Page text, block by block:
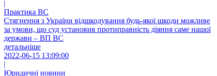
|
Практика ВС
Стягнення з України відшкодування будь-якої шкоди можливе
за умови, що суд установив протиправність діяння саме нашої
держави – ВП ВС
детальніше
2022-06-15 13:09:00
|
Юридичні новини